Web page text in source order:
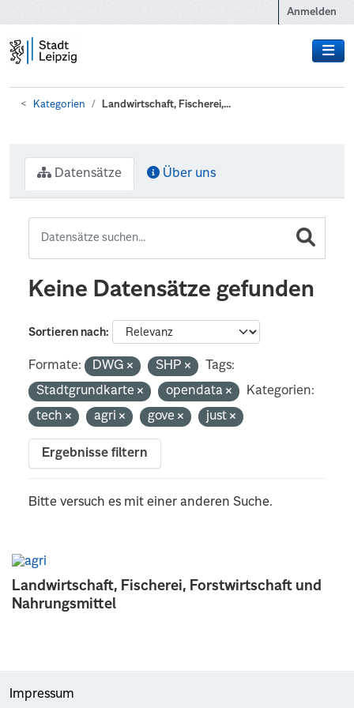
Anmelden
Kategorien Landwirtschaft, Fischerei,...
Landwirtschaft, Fischerei, Forstwirtschaft und
Nahrungsmittel
Datensätze Über uns
Keine Datensätze gefunden
Sortieren nach
Formate: DWG SHP
Tags:
Stadtgrundkarte
opendata
Kategorien:
tech
agri gove just
Ergebnisse filtern
Bitte versuch es mit einer anderen Suche.
Impressum